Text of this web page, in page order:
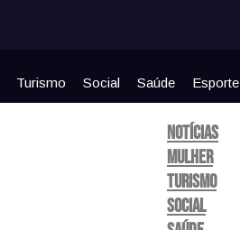
Turismo Social Saúde Esporte
Notícias
Mulher
Turismo
Social